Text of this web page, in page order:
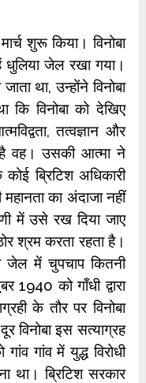
शुरू किया। विनोबा
जेल रखा गया।
था, उन्‍होंने विनोबा
कि विनोबा को देखिए
तत्‍वज्ञान और
है वह। उसकी आत्मा ने
ब्रिटिश अधिकारी
महानता का अंदाजा नहीं
में उसे रख दिया जाए
श्रम करता रहता है।
जेल में चुपचाप कितनी
को गाँधी द्वारा
के तौर पर विनोबा
विनोबा इस सत्‍याग्रह
गांव में युद्ध विरोधी
था। ब्रिटिश सरकार